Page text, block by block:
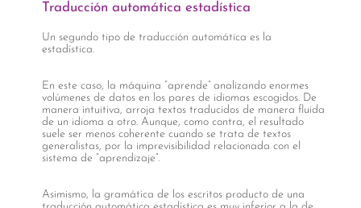
Traducción automática estadística
Un segundo tipo de traducción automática es la
estadística.
En este caso, la máquina “aprende” analizando enormes
volúmenes de datos en los pares de idiomas escogidos. De
manera intuitiva, arroja textos traducidos de manera fluida
de un idioma a otro. Aunque, como contra, el resultado
suele ser menos coherente cuando se trata de textos
generalistas, por la imprevisibilidad relacionada con el
sistema de “aprendizaje”.
Asimismo, la gramática de los escritos producto de una